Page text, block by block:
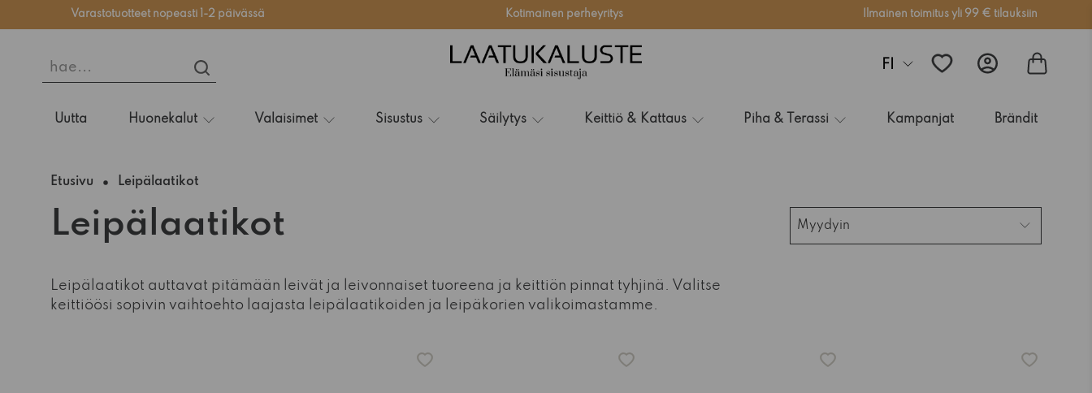
Varastotuotteet nopeasti 1-2 päivässä Kotimainen perheyritys Ilmainen toimitus yli 99 € tilauksiin
hae... FI
HAE...
Uutta
Huonekalut Valaisimet Sisustus Säilytys Keittiö & Kattaus Piha & Terassi Kampanjat Brändit
Etusivu Leipälaatikot
Leipälaatikot
Leipälaatikot auttavat pitämään leivät ja leivonnaiset tuoreena ja keittiön pinnat tyhjinä. Valitse
keittiöösi sopivin vaihtoehto laajasta leipälaatikoiden ja leipäkorien valikoimastamme.
Myydyin